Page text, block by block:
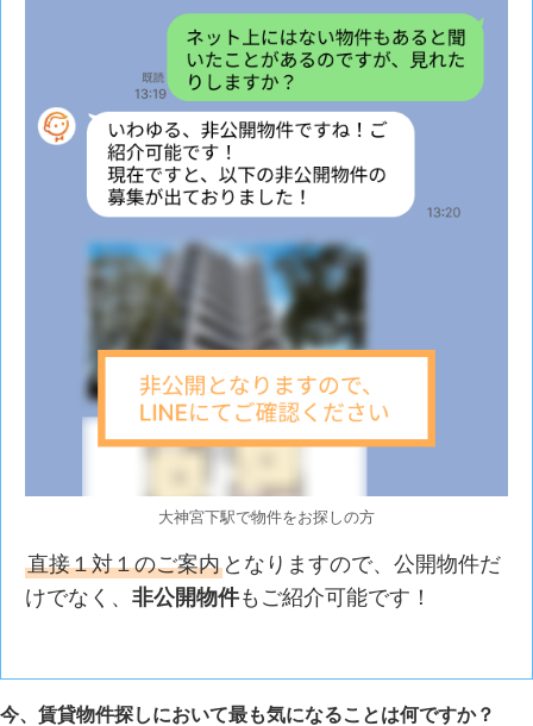
大神宮下駅で物件をお探しの方
直接１対１のご案内 となりますので、公開物件だ
けでなく、非公開物件もご紹介可能です！
今、賃貸物件探しにおいて最も気になることは何ですか？